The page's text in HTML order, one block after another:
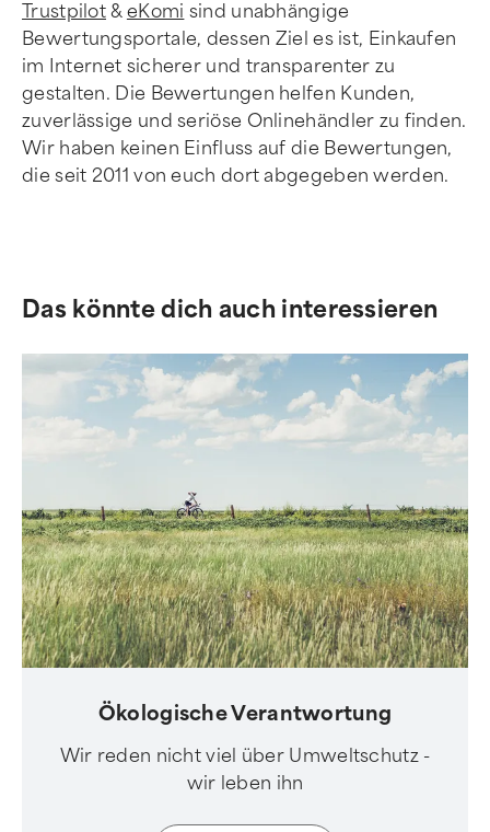
Trustpilot & eKomi sind unabhängige
Bewertungsportale, dessen Ziel es ist, Einkaufen
im Internet sicherer und transparenter zu
gestalten. Die Bewertungen helfen Kunden,
zuverlässige und seriöse Onlinehändler zu finden.
Wir haben keinen Einfluss auf die Bewertungen,
die seit 2011 von euch dort abgegeben werden.
Das könnte dich auch interessieren
Ökologische Verantwortung
Wir reden nicht viel über Umweltschutz -
wir leben ihn